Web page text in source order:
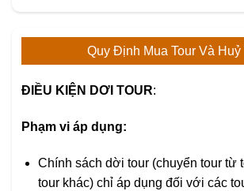
Quy Định Mua Tour Và Huỷ
ĐIỀU KIỆN DƠI TOUR:
Phạm vi áp dụng:
Chính sách dời tour (chuyển tour từ
tour khác) chỉ áp dụng đối với các